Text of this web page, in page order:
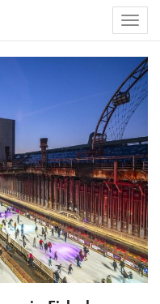
ALLE BILDER AUSWÄHLEN